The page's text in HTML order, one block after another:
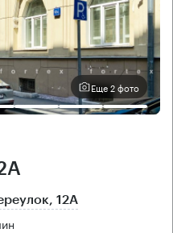
Еще 2 фото
12А